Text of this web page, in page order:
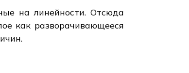
на линейности. Отсюда
как разворачивающееся